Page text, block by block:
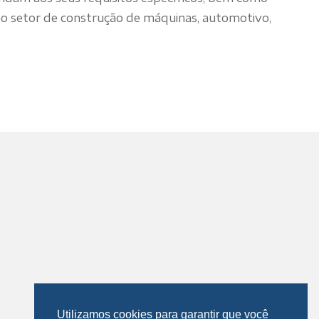
setor de construção de máquinas, automotivo,
Utilizamos cookies para garantir que você